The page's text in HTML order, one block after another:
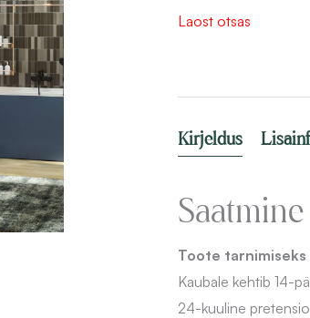
Laost otsas
Kirjeldus
Toote tarnimiseks
Kaubale kehtib 14-
24-kuuline